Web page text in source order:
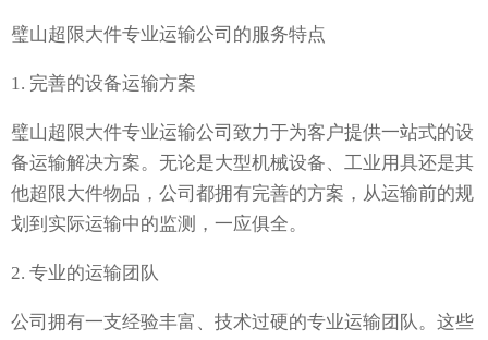
璧山超限大件专业运输公司的服务特点
1. 完善的设备运输方案
璧山超限大件专业运输公司致力于为客户提供一站式的设
备运输解决方案。无论是大型机械设备、工业用具还是其
他超限大件物品，公司都拥有完善的方案，从运输前的规
划到实际运输中的监测，一应俱全。
2. 专业的运输团队
公司拥有一支经验丰富、技术过硬的专业运输团队。这些